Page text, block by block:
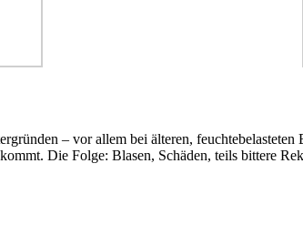
– vor allem bei älteren,
Die Folge: Blasen, Schäden, teils bittere